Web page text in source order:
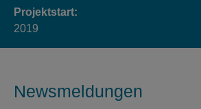
Projektstart:
2019
Newsmeldungen